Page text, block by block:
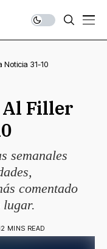
Noticia 31-10
Filler
semanales
comentado
lugar.
MINS READ